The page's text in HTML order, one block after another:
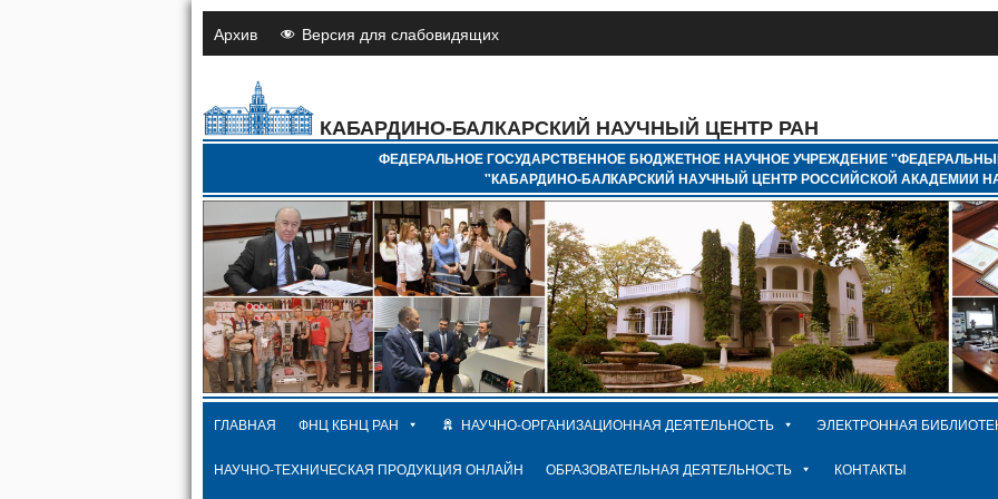
Архив Версия для слабовидящих
КАБАРДИНО-БАЛКАРСКИЙ НАУЧНЫЙ ЦЕНТР РАН
ФЕДЕРАЛЬНОЕ ГОСУДАРСТВЕННОЕ БЮДЖЕТНОЕ НАУЧНОЕ УЧРЕЖДЕНИЕ
"КАБАРДИНО-БАЛКАРСКИЙ НАУЧНЫЙ ЦЕНТР РОССИЙСКОЙ АКАДЕМИИ
ГЛАВНАЯ ФНЦ КБНЦ РАН НАУЧНО-ОРГАНИЗАЦИОННАЯ ДЕЯТЕЛЬНОСТЬ ЭЛЕКТРОННАЯ
НАУЧНО-ТЕХНИЧЕСКАЯ ПРОДУКЦИЯ ОНЛАЙН ОБРАЗОВАТЕЛЬНАЯ ДЕЯТЕЛЬНОСТЬ КОНТАКТЫ